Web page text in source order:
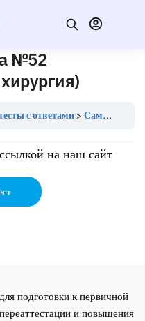
№52
с ответами Самопроверка урока №52 (челюстно-лицевая хирургия)
на наш сайт
подготовки к первичной
и повышения